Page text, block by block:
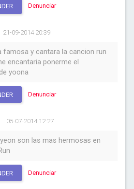
Denunciar
21-09-2014 20:39
famosa y cantara la cancion run
encantaria ponerme el
yoona
Denunciar
05-07-2014 12:27
son las mas hermosas en
Denunciar